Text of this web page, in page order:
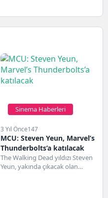
Sinema Haberleri
3 Yıl Önce147
MCU: Steven Yeun, Marvel’s
Thunderbolts’a katılacak
The Walking Dead yıldızı Steven
Yeun, yakında çıkacak olan